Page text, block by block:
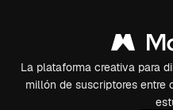
La plataforma creativa para
millón de suscriptores entre